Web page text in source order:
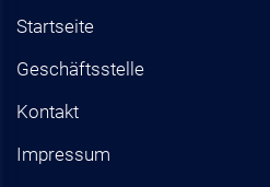
Startseite
Geschäftsstelle
Kontakt
Impressum